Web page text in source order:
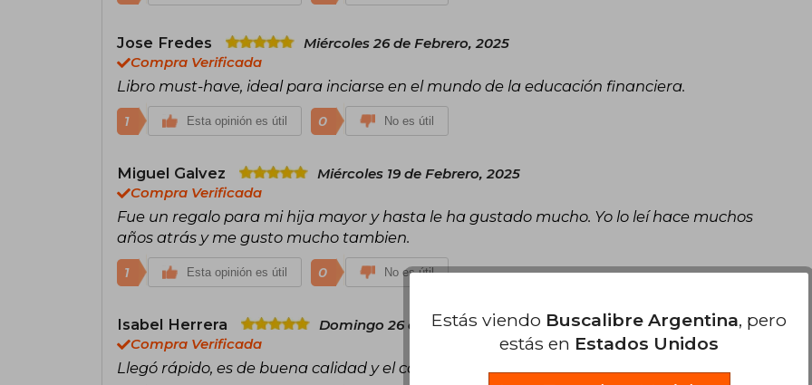
Jose Fredes
Miércoles 26 de Febrero, 2025
Compra Verificada
Libro must-have, ideal para inciarse en el mundo de la educación financiera.
1 Esta opinión es útil 0 No es útil
Miguel Galvez
Miércoles 19 de Febrero, 2025
Compra Verificada
Fue un regalo para mi hija mayor y hasta le ha gustado mucho. Yo lo leí hace muchos
años atrás y me gusto mucho tambien.
1 Esta opinión es útil 0 No es útil
Isabel Herrera
Domingo 26 de Enero, 2025
Compra Verificada
Llegó rápido, es de buena calidad y el contenido del libro corresponde.
Estás viendo Buscalibre Argentina, pero
estás en Estados Unidos